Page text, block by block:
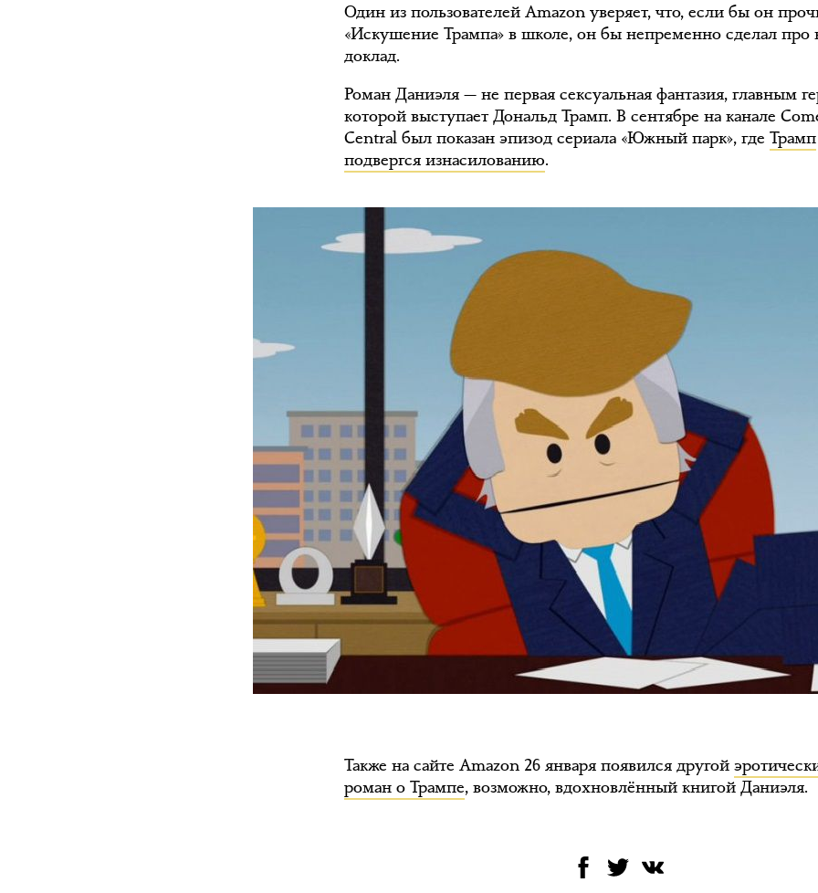
Один из пользователей Amazon уверяет, что, если бы он
«Искушение Трампа» в школе, он бы непременно сделал про
доклад.
Роман Даниэля — не первая сексуальная фантазия, главным
которой выступает Дональд Трамп. В сентябре на канале
Central был показан эпизод сериала «Южный парк», гдеТрамп
подвергся изнасилованию.
Также на сайте Amazon 26 января появился другой
роман о Трампе, возможно, вдохновлённый книгой Даниэля.